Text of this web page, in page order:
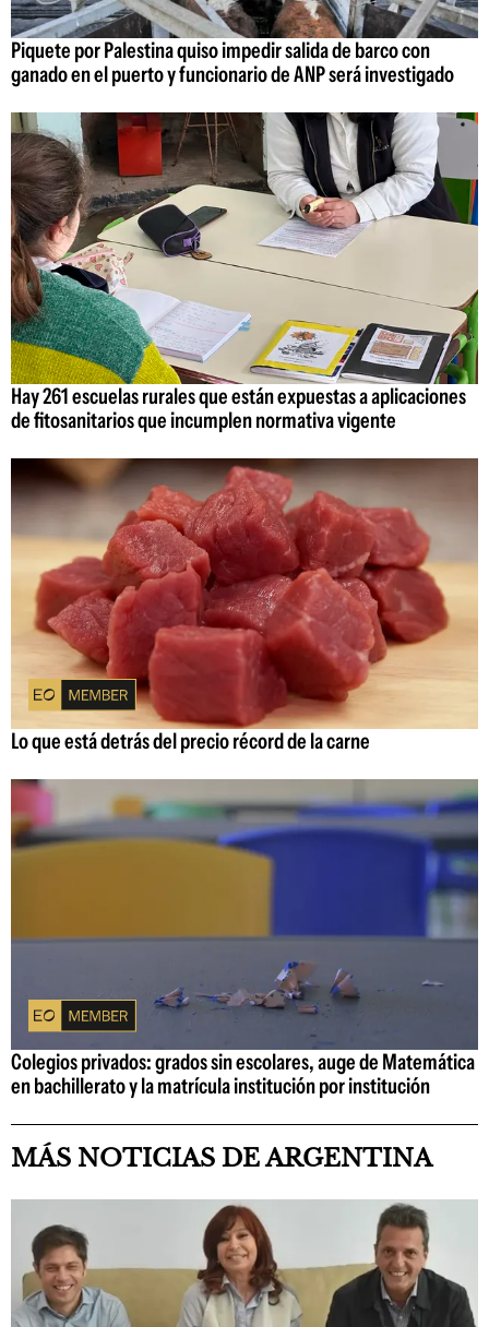
Piquete por Palestina quiso impedir salida de barco con
ganado en el puerto y funcionario de ANP será investigado
Hay 261 escuelas rurales que están expuestas a aplicaciones
de fitosanitarios que incumplen normativa vigente
Lo que está detrás del precio récord de la carne
Colegios privados: grados sin escolares, auge de Matemática
en bachillerato y la matrícula institución por institución
MÁS NOTICIAS DE ARGENTINA